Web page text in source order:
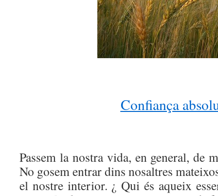
Confiança
Passem la nostra vida, en general, de
No gosem entrar dins nosaltres
el nostre interior. ¿ Qui és aqueix